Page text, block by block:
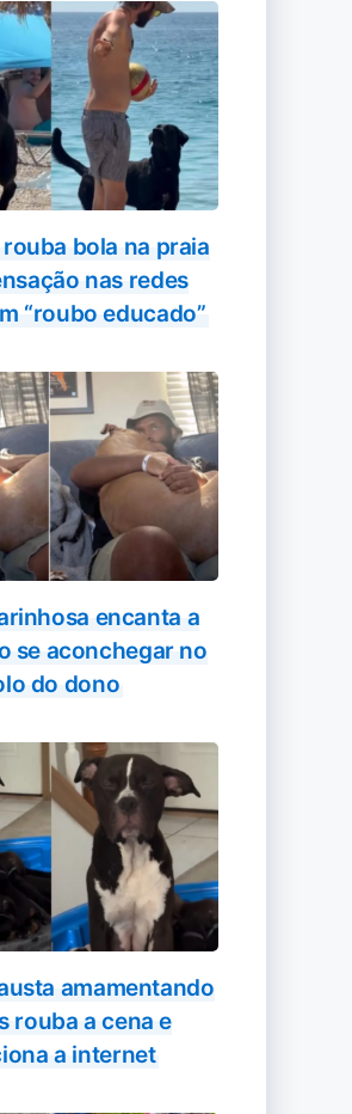
bola na praia
nas redes
“roubo educado”
encanta a
se aconchegar no
do dono
amamentando
rouba a cena e
a internet